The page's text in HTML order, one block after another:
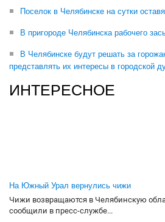
Поселок в Челябинске на сутки
В пригороде Челябинска рабочего
В Челябинске будут решать за
представлять их интересы в городской
ИНТЕРЕСНОЕ
На Южный Урал вернулись чижи
Чижи возвращаются в Челябинскую
сообщили в пресс-службе...